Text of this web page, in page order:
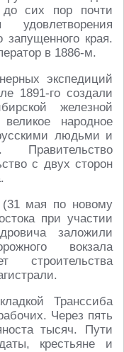
до сих пор почти
запущенного края.
в 1886-м.
экспедиций
1891-го создали
железной
народное
людьми и
с двух сторон
мая по новому
при участии
заложили
вокзала
строительства
Транссиба
Через пять
тысяч. Пути
крестьяне и